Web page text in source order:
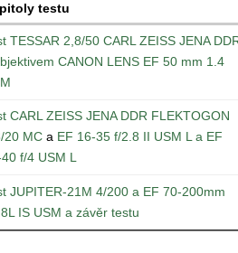
testu
TESSAR 2,8/50 CARL ZEISS JENA
CANON LENS EF 50 mm 1.4
CARL ZEISS JENA DDR FLEKTOGON
20 MC a EF 16-35 f/2.8 II USM L a EF
f/4 USM L
JUPITER-21M 4/200 a EF 70-200mm
IS USM a závěr testu